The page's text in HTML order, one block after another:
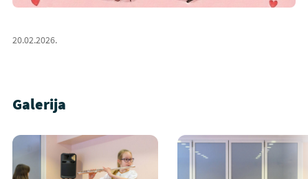
20.02.2026.
Galerija